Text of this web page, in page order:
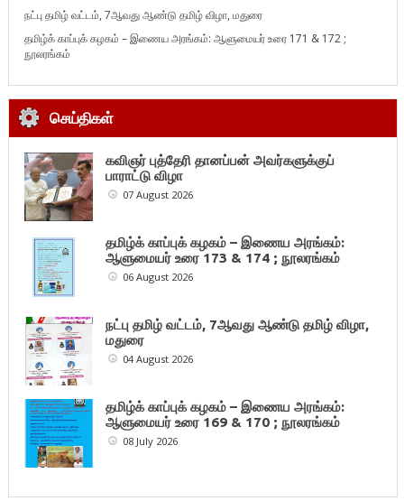
நட்பு தமிழ் வட்டம், 7ஆவது ஆண்டு தமிழ் விழா, மதுரை
தமிழ்க் காப்புக் கழகம் – இணைய அரங்கம்: ஆளுமையர் உரை 171 & 172 ;
நூலரங்கம்
செய்திகள்
கவிஞர் புத்தேரி தானப்பன் அவர்களுக்குப்
பாராட்டு விழா
07 August 2026
தமிழ்க் காப்புக் கழகம் – இணைய அரங்கம்:
ஆளுமையர் உரை 173 & 174 ; நூலரங்கம்
06 August 2026
நட்பு தமிழ் வட்டம், 7ஆவது ஆண்டு தமிழ் விழா,
மதுரை
04 August 2026
தமிழ்க் காப்புக் கழகம் – இணைய அரங்கம்:
ஆளுமையர் உரை 169 & 170 ; நூலரங்கம்
08 July 2026